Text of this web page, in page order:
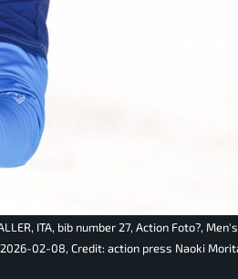
ITA, bib number 27, Action Foto?,
02-08, Credit: action press Naoki